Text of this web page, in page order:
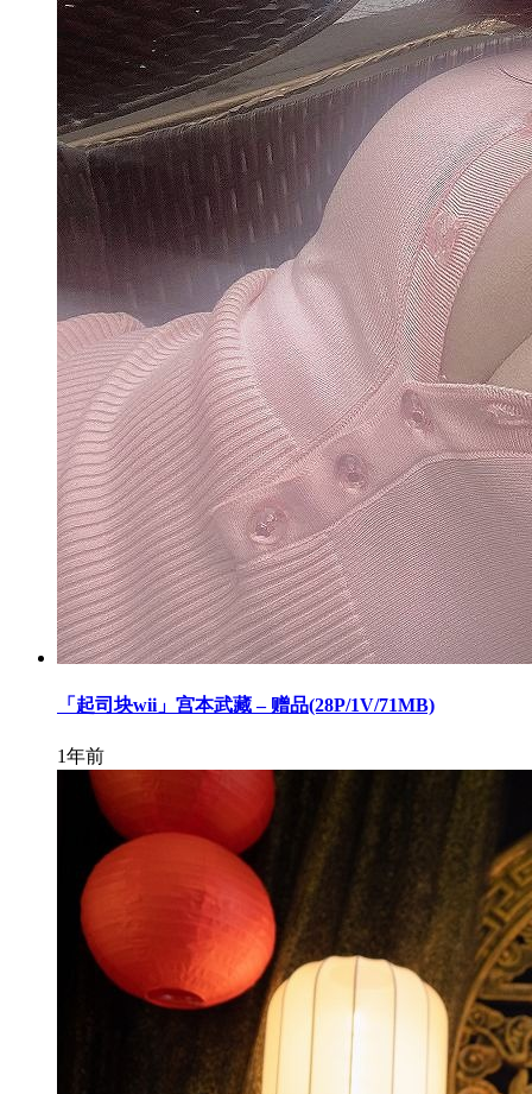
「起司块wii」宫本武藏 – 赠品(28P/1V/71MB)
1年前